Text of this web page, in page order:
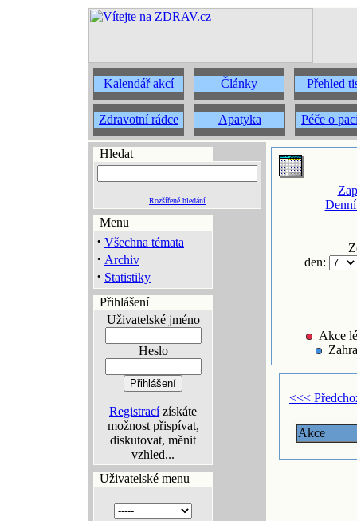
Kalendář akcí Články Přehled
Zdravotní rádce Apatyka Péče o
Hledat
Rozšířené hledání
Menu
· Všechna témata
· Archiv
· Statistiky
Přihlášení
Uživatelské jméno
Heslo
Registracízískáte
možnost přispívat,
diskutovat, měnit
vzhled...
Uživatelské menu
den:
Akce
<<<
Akce